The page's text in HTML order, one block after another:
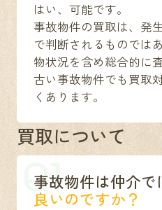
はい、可能です。
事故物件の買取は、発
で判断されるものでは
物状況を含め総合的に
古い事故物件でも買取
くあります。
買取について
Q1
事故物件は仲介で
良いのですか？